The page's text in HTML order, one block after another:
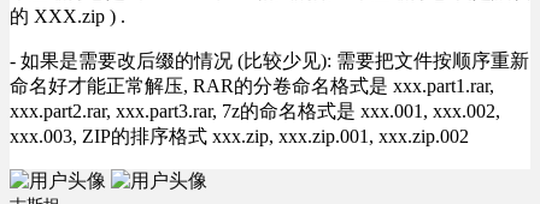
的 XXX.zip ) .
- 如果是需要改后缀的情况 (比较少见): 需要把文件按顺序重新
命名好才能正常解压, RAR的分卷命名格式是 xxx.part1.rar,
xxx.part2.rar, xxx.part3.rar, 7z的命名格式是 xxx.001, xxx.002,
xxx.003, ZIP的排序格式 xxx.zip, xxx.zip.001, xxx.zip.002